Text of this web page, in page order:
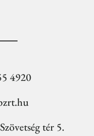
4920
tér 5.